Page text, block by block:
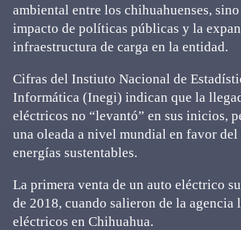
ambiental entre los chihuahuenses,
impacto de políticas públicas y la
infraestructura de carga en la entidad.
Cifras del Instiuto Nacional de
Informática (Inegi) indican que la
eléctricos no “levantó” en sus inicios,
una oleada a nivel mundial en favor del
energías sustentables.
La primera venta de un auto eléctrico
de 2018, cuando salieron de la agencia
eléctricos en Chihuahua.